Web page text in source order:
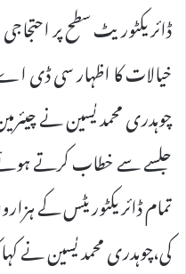
ڈائریکٹوریٹ سطح پر
خیالات کا اظہار سی ڈی
چوہدری محمد یٰسین نے
جلسے سے خطاب کرتے
تمام ڈائریکٹوریٹس کے
کی،چوہدری محمد یٰسین نے